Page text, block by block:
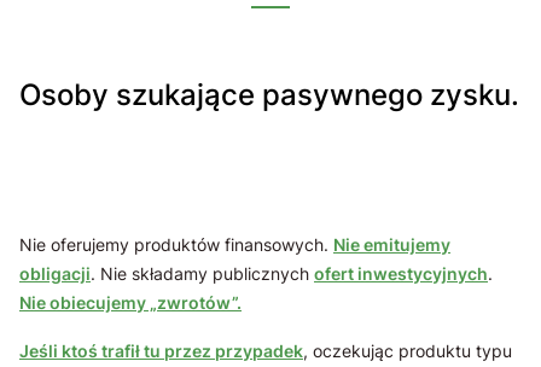
Osoby szukające pasywnego zysku.
Nie oferujemy produktów finansowych. Nie emitujemy
obligacji. Nie składamy publicznych ofert inwestycyjnych.
Nie obiecujemy „zwrotów”.
Jeśli ktoś trafił tu przez przypadek, oczekując produktu typu